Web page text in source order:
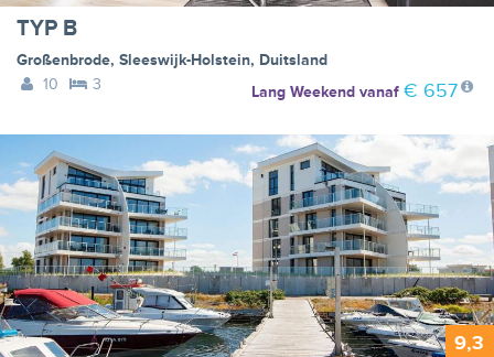
TYP B
Großenbrode, Sleeswijk-Holstein, Duitsland
10
3 Lang Weekendvanaf € 657
9,3